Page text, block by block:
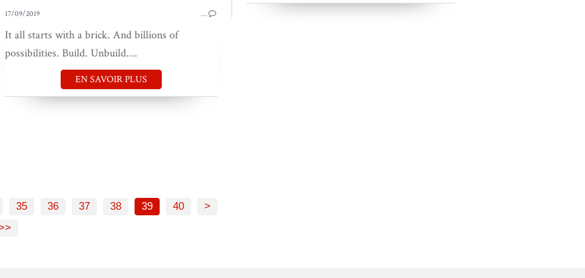
BOUGER LE PAYS
BOUGER LES GENS
17/09/2019 …
It all starts with a brick. And billions of
possibilities. Build. Unbuild....
EN SAVOIR PLUS
35 36 37 38 39 40 50
60
70
80
90
100
200
>